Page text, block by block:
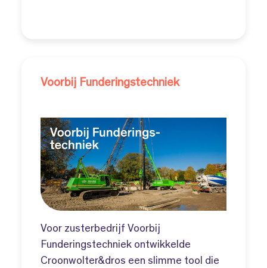
Voorbij Funderingstechniek
Voor zusterbedrijf Voorbij
Funderingstechniek ontwikkelde
Croonwolter&dros een slimme tool die